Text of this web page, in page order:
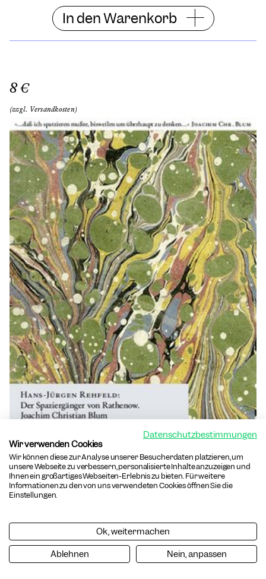
In den Warenkorb
8 €
(zzgl. Versandkosten)
Hans-Jürgen Rehfeld: Der
Joachim Christian Blum (1739–
1790) (6068)
Datenschutzbestimmungen
Wir verwenden Cookies
Wir können diese zur Analyse unserer Besucherdaten platzieren, um
unsere Webseite zu verbessern, personalisierte Inhalte anzuzeigen und
Ihnen ein großartiges Webseiten-Erlebnis zu bieten. Für weitere
Informationen zu den von uns verwendeten Cookies öffnen Sie die
Einstellungen.
Ok, weitermachen
Ablehnen
Nein, anpassen